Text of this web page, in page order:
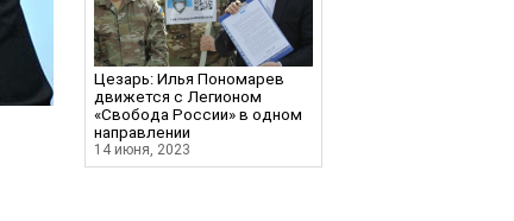
Цезарь: Илья Пономарев
движется с Легионом
«Свобода России» в одном
направлении
14 июня, 2023